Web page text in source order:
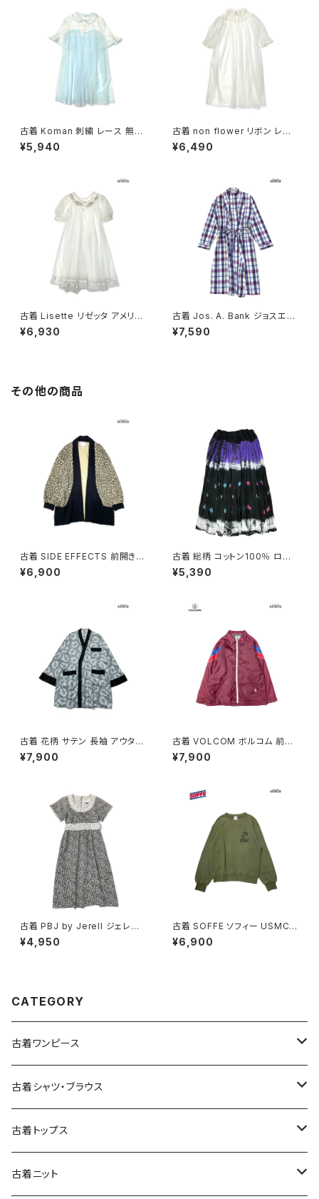
古着 Koman 刺繍 レース 無地
半袖 アウター 羽織り 水色 白 (t
tu2604034)
¥5,940
古着 non flower リボン レー
ス 無地 半袖 アウター 羽織り
白 ベージュ (ttu2606129)
¥6,490
古着 Lisette リゼッタ アメリカ
製 刺繍 レース 花柄 半袖 アウ
ター 羽織り 白 ベージュ 生成り
¥6,930
古着 Jos. A. Bank ジョスエー
バンク ベルト付き チェック柄 コ
ットン100％ 長袖 アウター 羽織
¥7,590
その他の商品
古着 SIDE EFFECTS 前開き
総柄 レオパード柄 長袖 ニット
アウター ベージュ (ttu250905
¥6,900
古着 総柄 コットン100％ ロン
グ丈 スカート 黒 紫 (ba26070
20)
¥5,390
古着 花柄 サテン 長袖 アウター
羽織り 水色 (ttu2501122)
¥7,900
古着 VOLCOM ボルコム 前開
き 無地 ブランドロゴ 刺繍 ナイ
ロン100％ 長袖 アウター ライト
¥7,900
古着 PBJ by Jerell ジェレル
リボン 花柄 コットン100％ 膝丈
半袖 ワンピース 黒 (oa26070
¥4,950
古着 SOFFE ソフィー USMC
アメリカ製 ロゴ 長袖 スウェット
トレーナー 緑 カーキ (ttu2508
¥6,900
CATEGORY
古着ワンピース
古着長袖ワンピース
古着半袖ワンピース
古着ノースリーブワンピース
古着シャツ・ブラウス
古着長袖シャツ・ブラウス
古着半袖シャツ・ブラウス
古着トップス
古着スウェット&パーカー
古着ニット